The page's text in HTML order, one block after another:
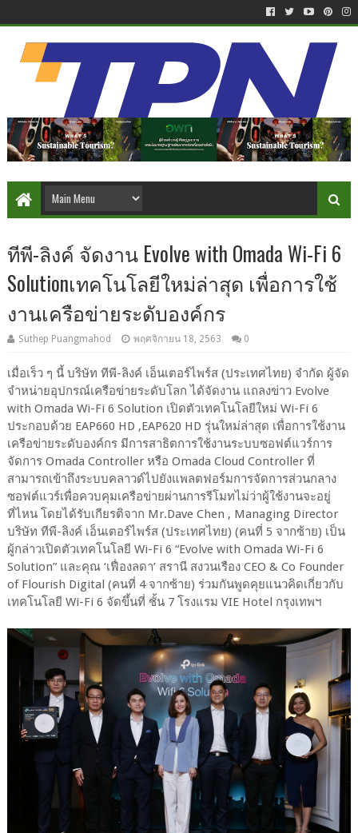
ทีพี-ลิงค์ จัดงาน Evolve with Omada Wi-Fi 6
Solutionเทคโนโลยีใหม่ล่าสุด เพื่อการใช้
งานเครือข่ายระดับองค์กร
Suthep Puangmahod พฤศจิกายน 18, 2563 0
เมื่อเร็ว ๆ นี้ บริษัท ทีพี-ลิงค์ เอ็นเตอร์ไพร์ส (ประเทศไทย) จำกัด ผู้จัด
จำหน่ายอุปกรณ์เครือข่ายระดับโลก ได้จัดงาน แถลงข่าว Evolve
with Omada Wi-Fi 6 Solution เปิดตัวเทคโนโลยีใหม่ Wi-Fi 6
ประกอบด้วย EAP660 HD ,EAP620 HD รุ่นใหม่ล่าสุด เพื่อการใช้งาน
เครือข่ายระดับองค์กร มีการสาธิตการใช้งานระบบซอฟต์แวร์การ
จัดการ Omada Controller หรือ Omada Cloud Controller ที่
สามารถเข้าถึงระบบคลาวด์ไปยังแพลตฟอร์มการจัดการส่วนกลาง
ซอฟต์แวร์เพื่อควบคุมเครือข่ายผ่านการรีโมทไม่ว่าผู้ใช้งานจะอยู่
ที่ไหน โดยได้รับเกียรติจาก Mr.Dave Chen , Managing Director
บริษัท ทีพี-ลิงค์ เอ็นเตอร์ไพร์ส (ประเทศไทย) (คนที่ 5 จากซ้าย) เป็น
ผู้กล่าวเปิดตัวเทคโนโลยี Wi-Fi 6 “Evolve with Omada Wi-Fi 6
Solution” และคุณ ‘เฟื่องลดา’ สรานี สงวนเรือง CEO & Co Founder
of Flourish Digital (คนที่ 4 จากซ้าย) ร่วมกันพูดคุยแนวคิดเกี่ยวกับ
เทคโนโลยี Wi-Fi 6 จัดขึ้นที่ ชั้น 7 โรงแรม VIE Hotel กรุงเทพฯ